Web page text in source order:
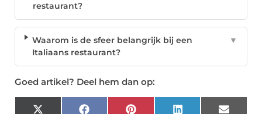
restaurant?
Waarom is de sfeer belangrijk bij een
Italiaans restaurant?
▼
Goed artikel? Deel hem dan op: